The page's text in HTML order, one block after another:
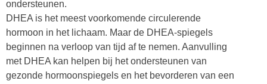
ondersteunen.
DHEA is het meest voorkomende circulerende
hormoon in het lichaam. Maar de DHEA-spiegels
beginnen na verloop van tijd af te nemen. Aanvulling
met DHEA kan helpen bij het ondersteunen van
gezonde hormoonspiegels en het bevorderen van een